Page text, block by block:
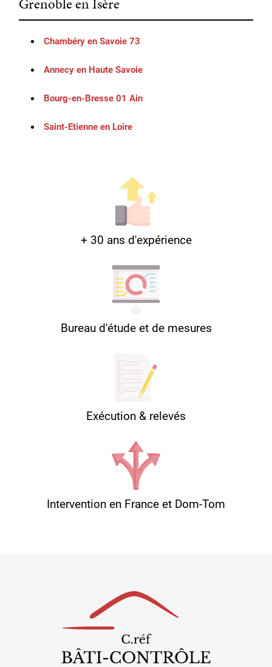
Chambéry en Savoie 73
Annecy en Haute Savoie
Bourg-en-Bresse 01 Ain
Saint-Etienne en Loire
+ 30 ans d'expérience
Bureau d'étude et de mesures
Exécution & relevés
Intervention en France et Dom-Tom